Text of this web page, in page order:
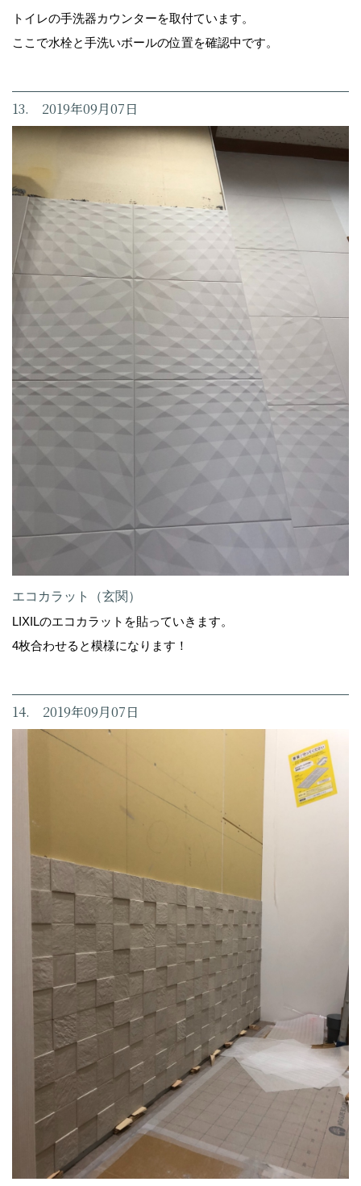
トイレの手洗器カウンターを取付ています。
ここで水栓と手洗いボールの位置を確認中です。
13. 2019年09月07日
エコカラット（玄関）
LIXILのエコカラットを貼っていきます。
4枚合わせると模様になります！
14. 2019年09月07日